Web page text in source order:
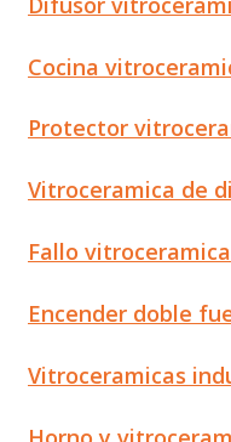
Cocina
Protector
Vitroceramica de
Fallo vitroceramica
Encender doble
Vitroceramicas